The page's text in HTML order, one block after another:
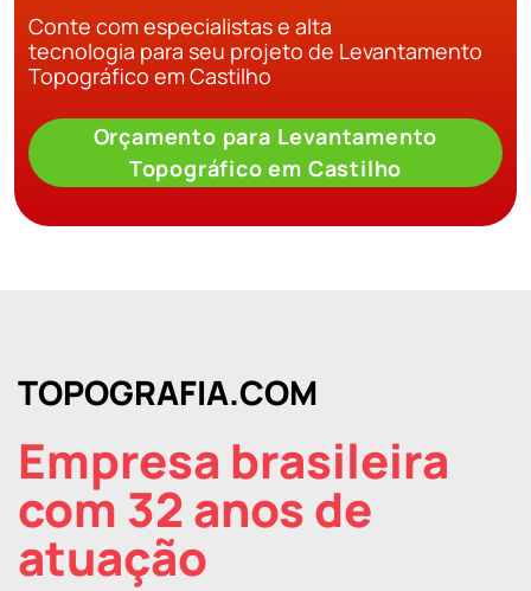
Conte com especialistas e alta
tecnologia para seu projeto de Levantamento
Topográfico em Castilho
Orçamento para Levantamento
Topográfico em Castilho
TOPOGRAFIA.COM
Empresa brasileira
com 32 anos de
atuação